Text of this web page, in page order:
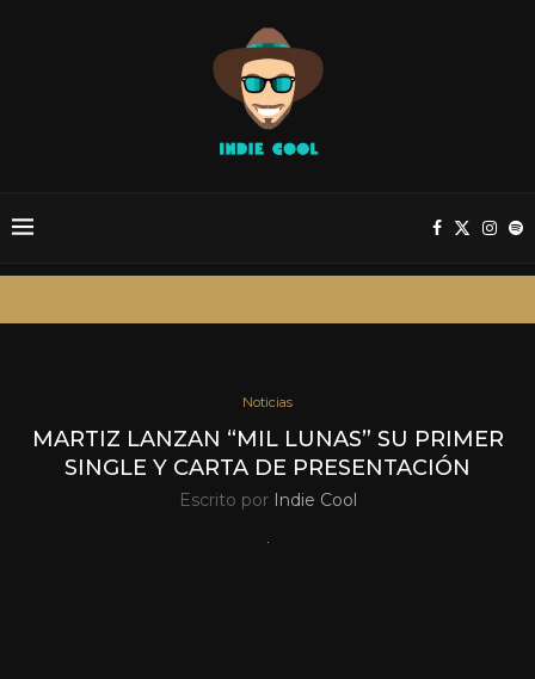
Noticias
MARTIZ LANZAN “MIL LUNAS” SU PRIMER
SINGLE Y CARTA DE PRESENTACIÓN
Escrito por Indie Cool